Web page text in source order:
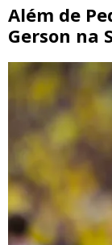
Além de
Gerson na